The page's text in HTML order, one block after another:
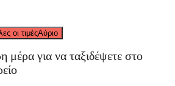
οι τιμέςΑύριο
μέρα για να ταξιδέψετε στο